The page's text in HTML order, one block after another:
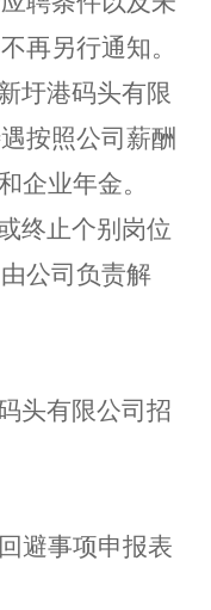
不再另行通知。
圩港码头有限
按照公司薪酬
企业年金。
终止个别岗位
公司负责解
头有限公司招
避事项申报表